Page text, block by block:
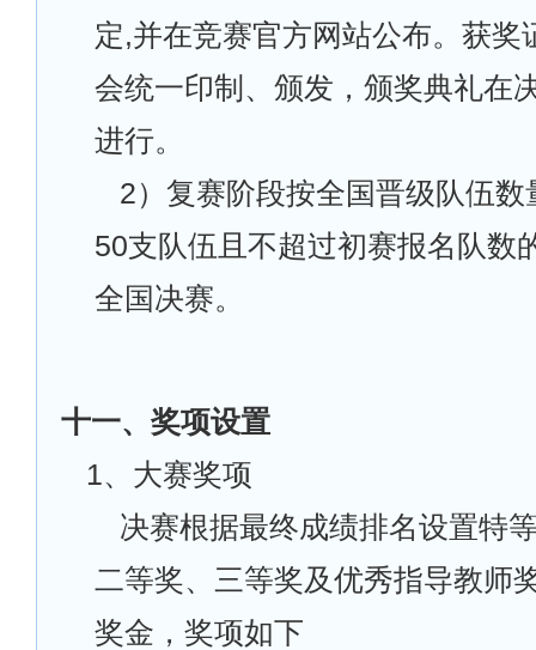
定,并在竞赛官方网站公布。获奖
会统一印制、颁发，颁奖典礼在
进行。
2）复赛阶段按全国晋级队伍
50支队伍且不超过初赛报名队数
全国决赛。
十一、奖项设置
1、大赛奖项
决赛根据最终成绩排名设置特
二等奖、三等奖及优秀指导教师
奖金，奖项如下